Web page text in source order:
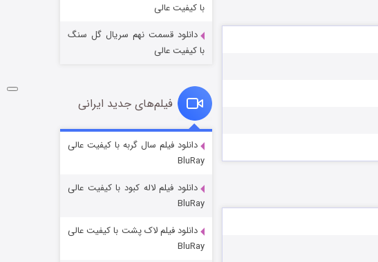
فروشگاهی برای قاتلان فصل ۲
قسمت
با کیفیت عالی
دانلود قسمت نهم سریال گل سنگ
با کیفیت عالی
فیلم‌های جدید ایرانی
دانلود فیلم سال گربه با کیفیت عالی
BluRay
دانلود فیلم لاله کبود با کیفیت عالی
BluRay
دانلود فیلم لاک پشت با کیفیت عالی
BluRay